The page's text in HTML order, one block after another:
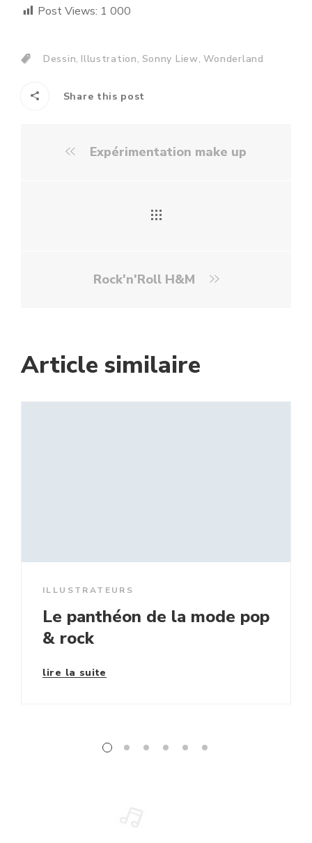
Post Views: 1 000
Dessin,Illustration, Sonny Liew, Wonderland
Share this post
Expérimentation make up
Rock'n'Roll H&M
Article similaire
ILLUSTRATEURS
Le panthéon de la mode pop
& rock
lire la suite